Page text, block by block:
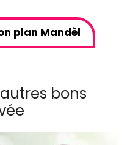
plan Mandèl
bons